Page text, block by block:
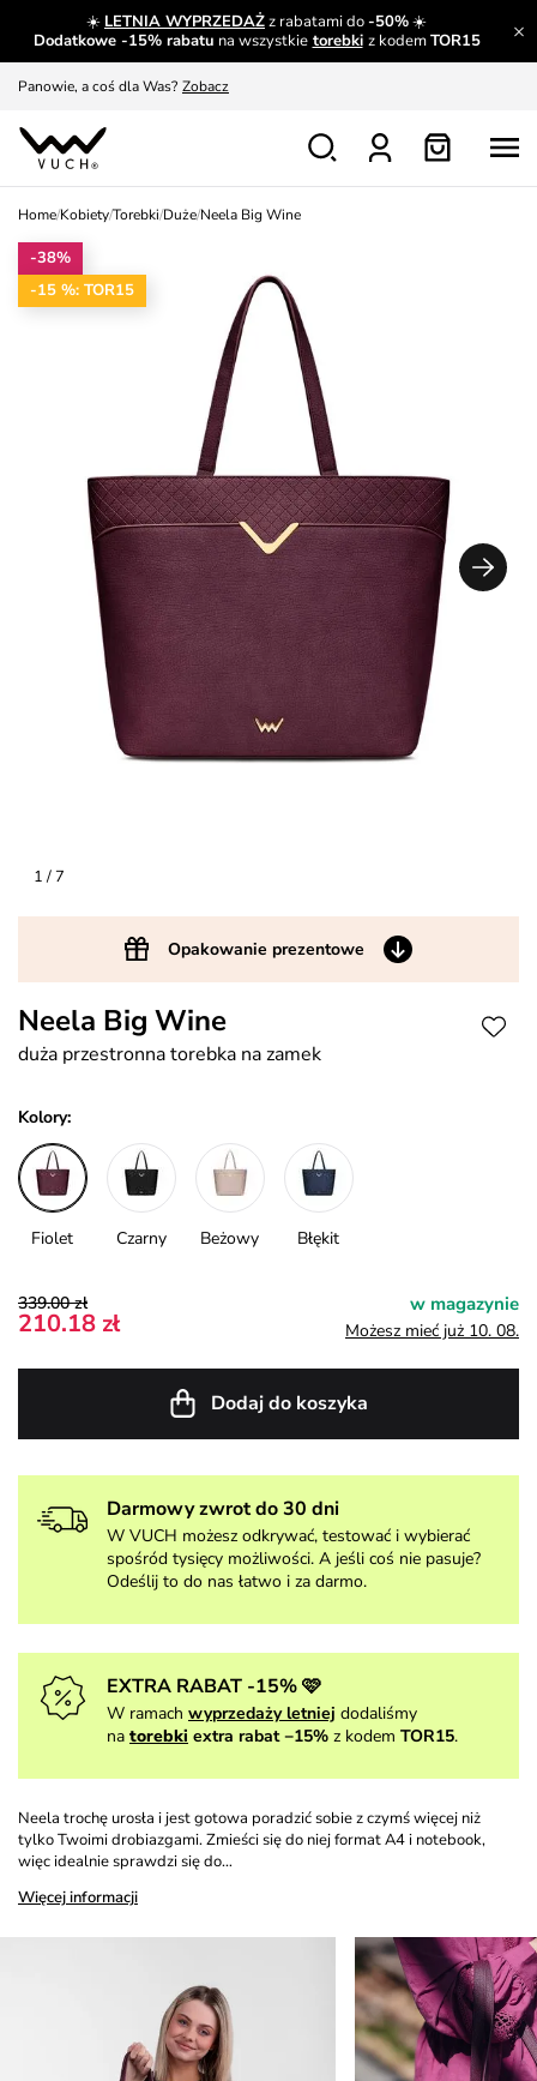
☀️ LETNIA WYPRZEDAŻz rabatami do-50%☀️
Dodatkowe -15% rabatu na wszystkie torebki z kodemTOR15
A czego nie można dowiedzieć się gdzie indziej? Czytaj więcej
Panowie, a coś dla Was? Zobacz
Produkty, które musisz mieć. Dowiedz się więcej
Wymiana i zwrot za darmo Patrz
Home/Kobiety/Torebki/Duże/Neela Big Wine
1/ 7
Opakowanie prezentowe
-38%
-15 %: TOR15
Neela Big Wine
duża przestronna torebka na zamek
Kolory:
Fiolet Czarny Beżowy Błękit
339.00 zł
210.18 zł
w magazynie
Możesz mieć już 10. 08.
Dodaj do koszyka
Darmowy zwrot do 30 dni
W VUCH możesz odkrywać, testować i wybierać
spośród tysięcy możliwości. A jeśli coś nie pasuje?
Odeślij to do nas łatwo i za darmo.
EXTRA RABAT -15% 🩷
W ramach wyprzedaży letniej dodaliśmy
na torebki extra rabat −15% z kodem TOR15.
Neela trochę urosła i jest gotowa poradzić sobie z czymś więcej niż
tylko Twoimi drobiazgami. Zmieści się do niej format A4 i notebook,
więc idealnie sprawdzi się do…
Więcej informacji